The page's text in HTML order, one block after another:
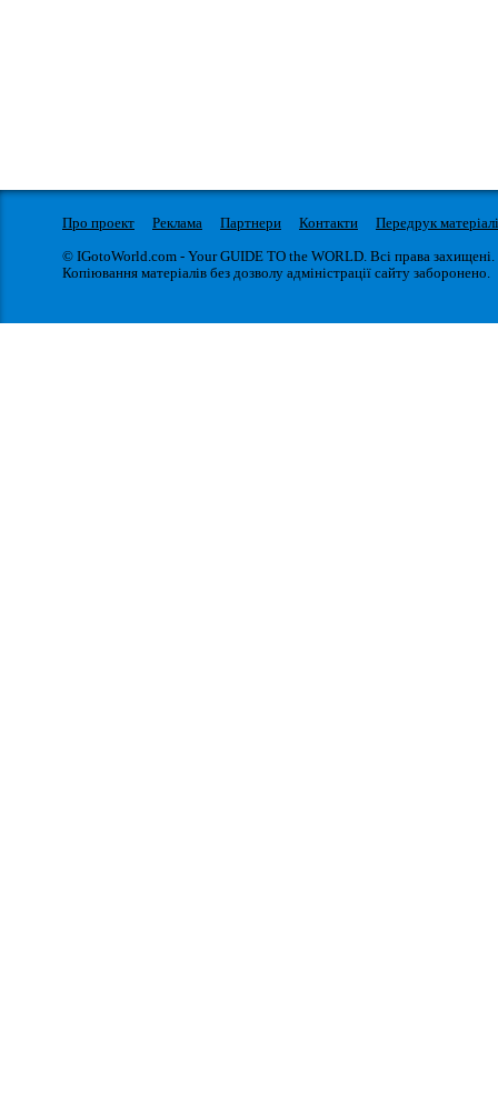
Про проект Реклама Партнери Контакти
Передрук
© IGotoWorld.com - Your GUIDE TO the WORLD. Всі права захищені.
Копіювання матеріалів без дозволу адміністрації сайту заборонено.